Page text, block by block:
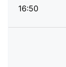
16:50